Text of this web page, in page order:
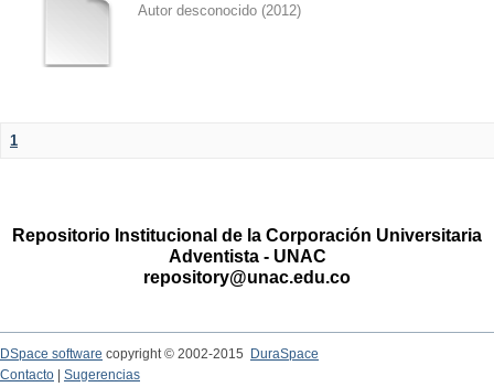
Autor desconocido (2012)
1
Repositorio Institucional de la Corporación Universitaria
Adventista - UNAC
repository@unac.edu.co
DSpace software copyright © 2002-2015
DuraSpace
Contacto
Sugerencias